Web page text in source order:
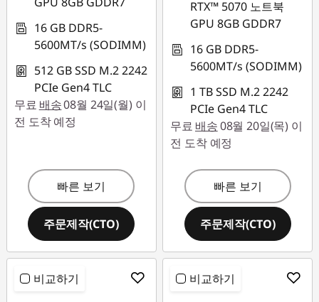
16 GB DDR5-
5600MT/s (SODIMM)
512 GB SSD M.2 2242
PCIe Gen4 TLC
무료 배송08월 24일(월) 이
전 도착 예정
빠른 보기
주문제작(CTO)
RTX™ 5070 노트북
GPU 8GB GDDR7
16 GB DDR5-
5600MT/s (SODIMM)
1 TB SSD M.2 2242
PCIe Gen4 TLC
무료 배송08월 20일(목) 이
전 도착 예정
빠른 보기
주문제작(CTO)
비교하기 비교하기